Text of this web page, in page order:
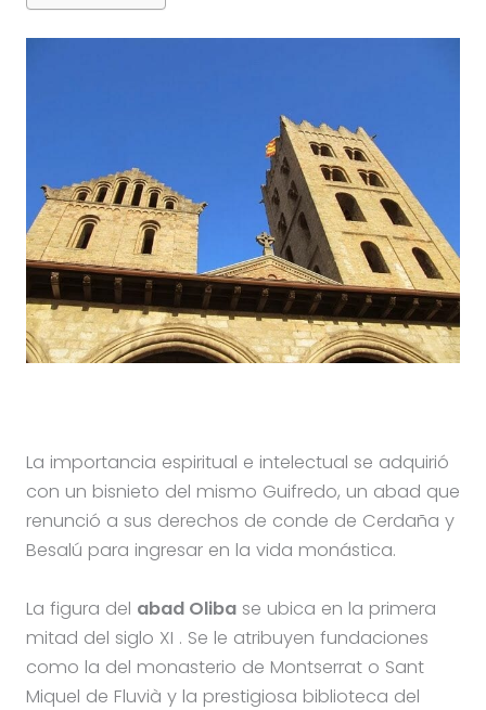
La importancia espiritual e intelectual se adquirió
con un bisnieto del mismo Guifredo, un abad que
renunció a sus derechos de conde de Cerdaña y
Besalú para ingresar en la vida monástica.
La figura del abad Olibase ubica en la primera
mitad del siglo XI . Se le atribuyen fundaciones
como la del monasterio de Montserrat o Sant
Miquel de Fluvià y la prestigiosa biblioteca del